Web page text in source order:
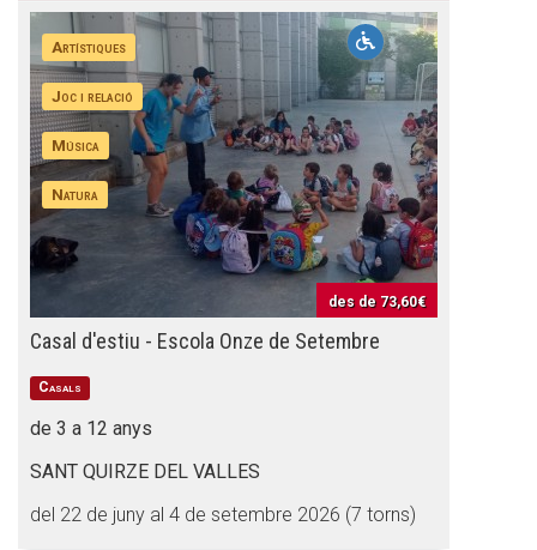
Artístiques
Joc i relació
Música
Natura
des de 73,60€
Casal d'estiu - Escola Onze de Setembre
Casals
de 3 a 12 anys
SANT QUIRZE DEL VALLES
del 22 de juny al 4 de setembre 2026 (7 torns)